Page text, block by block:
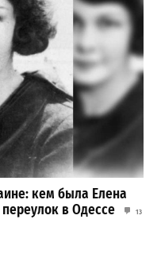
кем была Елена
в Одессе
13